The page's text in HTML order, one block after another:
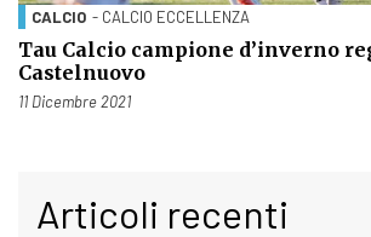
CALCIO - CALCIO ECCELLENZA
Tau Calcio campione d’inverno
Castelnuovo
Pubblicato il
11 Dicembre 2021
Articoli recenti